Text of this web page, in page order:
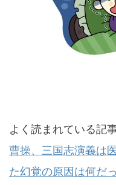
よく読まれている記事
曹操、三国志演義は
た幻覚の原因は何だ